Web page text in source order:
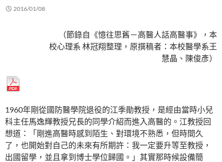
2016/01/08
（節錄自《憶往思舊－高醫人話高醫事》，本
校心理系 林冠翔整理，原撰稿者：本校醫學系王
慧晶、陳俊彥）
1960年剛從國防醫學院退役的江季勛教授，是經由當時小兒
科主任馬逸輝教授兄長的同學介紹而進入高醫的。江教授回
想道：「剛進高醫時感到陌生、對環境不熟悉，但時間久
了，也開始對自己的未來有所期許：我一定要升等至教授，
出國留學，並且拿到博士學位歸國。」其實那時候設備簡